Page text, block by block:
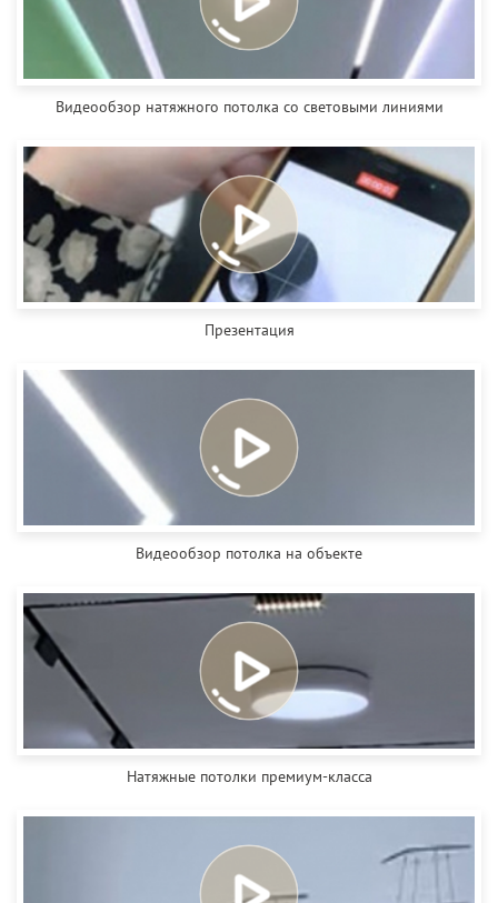
Видеообзор натяжного потолка со световыми линиями
Презентация
Видеообзор потолка на объекте
Натяжные потолки премиум-класса